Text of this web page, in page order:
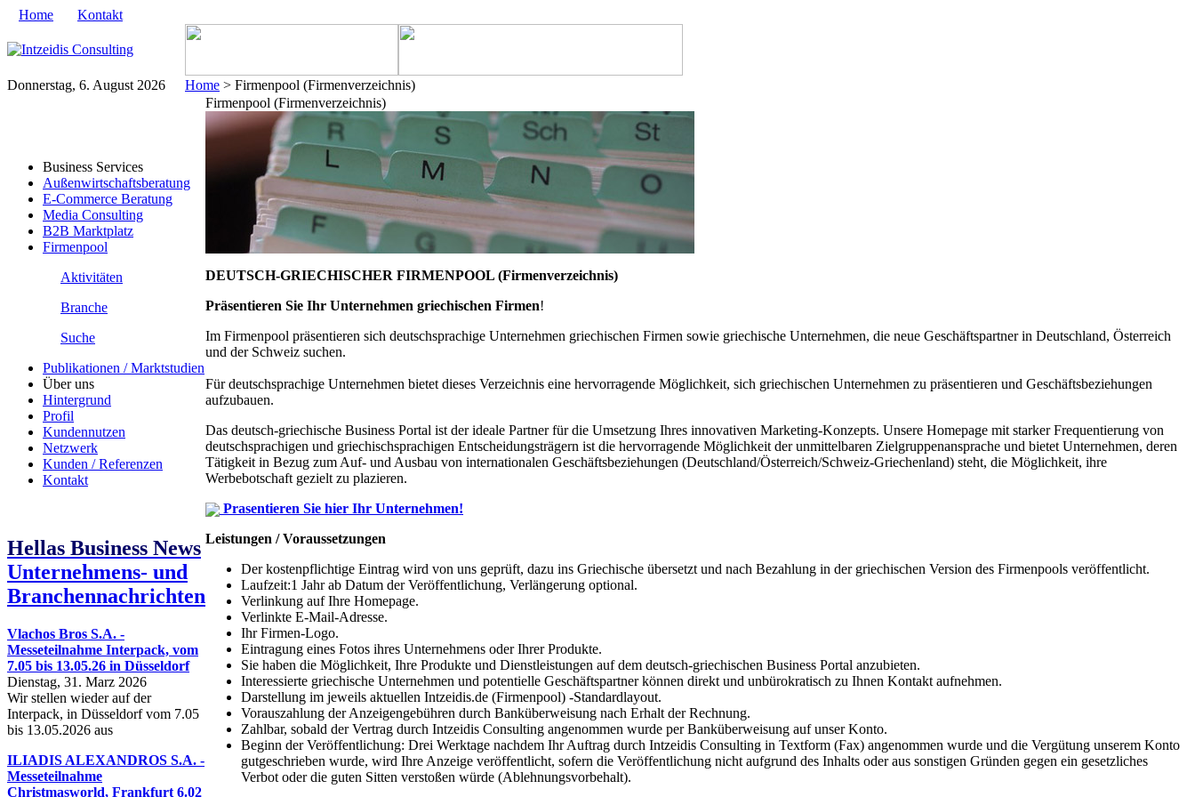
Home Kontakt
Donnerstag, 6. August 2026 Home > Firmenpool (Firmenverzeichnis)
Business Services
Außenwirtschaftsberatung
E-Commerce Beratung
Media Consulting
B2B Marktplatz
Firmenpool
Aktivitäten
Branche
Suche
Publikationen / Marktstudien
Über uns
Hintergrund
Profil
Kundennutzen
Netzwerk
Kunden / Referenzen
Kontakt
Hellas Business News
Unternehmens- und
Branchennachrichten
Vlachos Bros S.A. -
Messeteilnahme Interpack, vom
7.05 bis 13.05.26 in Düsseldorf
Dienstag, 31. Marz 2026
Wir stellen wieder auf der
Interpack, in Düsseldorf vom 7.05
bis 13.05.2026 aus
ILIADIS ALEXANDROS S.A. -
Messeteilnahme
Christmasworld, Frankfurt 6.02
Firmenpool (Firmenverzeichnis)
DEUTSCH-GRIECHISCHER FIRMENPOOL (Firmenverzeichnis)
Präsentieren Sie Ihr Unternehmen griechischen Firmen!
Im Firmenpool präsentieren sich deutschsprachige Unternehmen griechischen Firmen sowie griechische Unternehmen, die neue Geschäftspartner in Deutschland, Österreich
und der Schweiz suchen.
Für deutschsprachige Unternehmen bietet dieses Verzeichnis eine hervorragende Möglichkeit, sich griechischen Unternehmen zu präsentieren und Geschäftsbeziehungen
aufzubauen.
Das deutsch-griechische Business Portal ist der ideale Partner für die Umsetzung Ihres innovativen Marketing-Konzepts. Unsere Homepage mit starker Frequentierung von
deutschsprachigen und griechischsprachigen Entscheidungsträgern ist die hervorragende Möglichkeit der unmittelbaren Zielgruppenansprache und bietet Unternehmen, deren
Tätigkeit in Bezug zum Auf- und Ausbau von internationalen Geschäftsbeziehungen (Deutschland/Österreich/Schweiz-Griechenland) steht, die Möglichkeit, ihre
Werbebotschaft gezielt zu plazieren.
Prasentieren Sie hier Ihr Unternehmen!
Leistungen / Voraussetzungen
Der kostenpflichtige Eintrag wird von uns geprüft, dazu ins Griechische übersetzt und nach Bezahlung in der griechischen Version des Firmenpools veröffentlicht.
Laufzeit:1 Jahr ab Datum der Veröffentlichung, Verlängerung optional.
Verlinkung auf Ihre Homepage.
Verlinkte E-Mail-Adresse.
Ihr Firmen-Logo.
Eintragung eines Fotos ihres Unternehmens oder Ihrer Produkte.
Sie haben die Möglichkeit, Ihre Produkte und Dienstleistungen auf dem deutsch-griechischen Business Portal anzubieten.
Interessierte griechische Unternehmen und potentielle Geschäftspartner können direkt und unbürokratisch zu Ihnen Kontakt aufnehmen.
Darstellung im jeweils aktuellen Intzeidis.de (Firmenpool) -Standardlayout.
Vorauszahlung der Anzeigengebühren durch Banküberweisung nach Erhalt der Rechnung.
Zahlbar, sobald der Vertrag durch Intzeidis Consulting angenommen wurde per Banküberweisung auf unser Konto.
Beginn der Veröffentlichung: Drei Werktage nachdem Ihr Auftrag durch Intzeidis Consulting in Textform (Fax) angenommen wurde und die Vergütung unserem Konto
gutgeschrieben wurde, wird Ihre Anzeige veröffentlicht, sofern die Veröffentlichung nicht aufgrund des Inhalts oder aus sonstigen Gründen gegen ein gesetzliches
Verbot oder die guten Sitten verstoßen würde (Ablehnungsvorbehalt).